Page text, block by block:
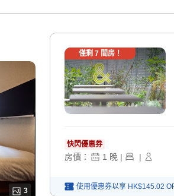
3
僅剩 7間房！
快閃優惠券
房價： 1 晚 | |
使用優惠券以享 HK$145.02